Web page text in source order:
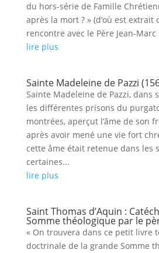
du hors-série de Famille
après la mort ? » (d’où est extrait
rencontre avec le Père Jean-
lire plus
Sainte Madeleine de Pazzi
Sainte Madeleine de Pazzi, dans
les différentes prisons du
montrées, aperçut l’âme de son
après avoir mené une vie fort
cette âme était retenue dans les
certaines...
lire plus
Saint Thomas d’Aquin :
Somme théologique par le
« On trouvera dans ce petit livre
doctrinale de la grande Somme